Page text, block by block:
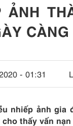
ẢNH
- 01:31
nhiếp ảnh
thấy vấn nạn